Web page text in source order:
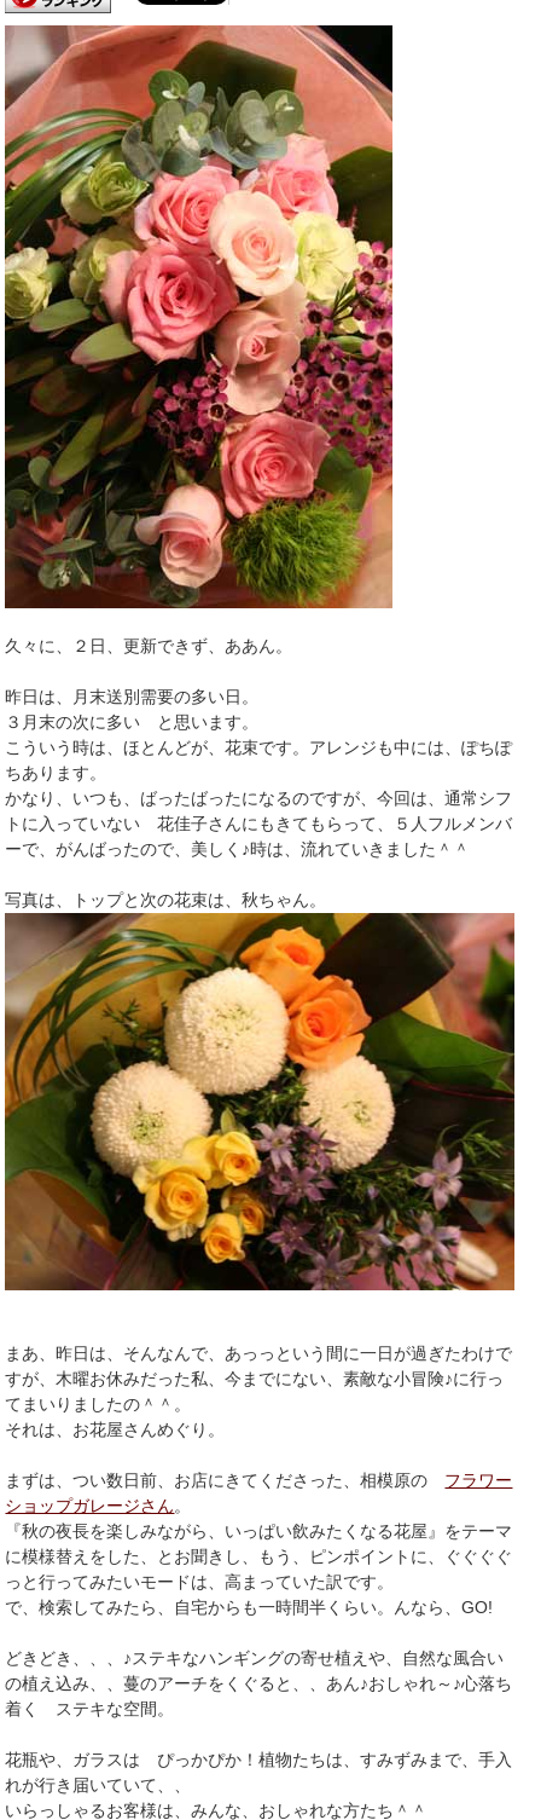
久々に、２日、更新できず、ああん。
昨日は、月末送別需要の多い日。
３月末の次に多い と思います。
こういう時は、ほとんどが、花束です。アレンジも中には、ぽちぽ
ちあります。
かなり、いつも、ばったばったになるのですが、今回は、通常シフ
トに入っていない 花佳子さんにもきてもらって、５人フルメンバ
ーで、がんばったので、美しく♪時は、流れていきました＾＾
写真は、トップと次の花束は、秋ちゃん。
まあ、昨日は、そんなんで、あっっという間に一日が過ぎたわけで
すが、木曜お休みだった私、今までにない、素敵な小冒険♪に行っ
てまいりましたの＾＾。
それは、お花屋さんめぐり。
まずは、つい数日前、お店にきてくださった、相模原の フラワー
ショップガレージさん。
『秋の夜長を楽しみながら、いっぱい飲みたくなる花屋』をテーマ
に模様替えをした、とお聞きし、もう、ピンポイントに、ぐぐぐぐ
っと行ってみたいモードは、高まっていた訳です。
で、検索してみたら、自宅からも一時間半くらい。んなら、GO!
どきどき、、、♪ステキなハンギングの寄せ植えや、自然な風合い
の植え込み、、蔓のアーチをくぐると、、あん♪おしゃれ～♪心落ち
着く ステキな空間。
花瓶や、ガラスは ぴっかぴか！植物たちは、すみずみまで、手入
れが行き届いていて、、
いらっしゃるお客様は、みんな、おしゃれな方たち＾＾